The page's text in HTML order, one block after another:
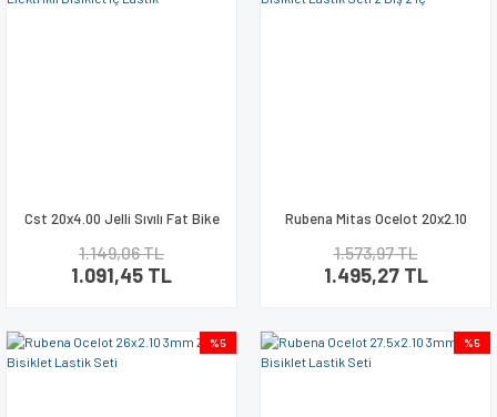
Cst 20x4.00 Jelli Sıvılı Fat Bike
1.149,06 TL
1.091,45 TL
Rubena Mitas Ocelot 20x2.10
1.573,97 TL
1.495,27 TL
%5 %5